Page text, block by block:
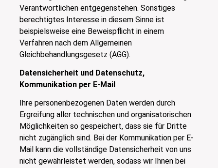
Verantwortlichen entgegenstehen. Sonstiges
berechtigtes Interesse in diesem Sinne ist
beispielsweise eine Beweispflicht in einem
Verfahren nach dem Allgemeinen
Gleichbehandlungsgesetz (AGG).
Datensicherheit und Datenschutz,
Kommunikation per E-Mail
Ihre personenbezogenen Daten werden durch
Ergreifung aller technischen und organisatorischen
Möglichkeiten so gespeichert, dass sie für Dritte
nicht zugänglich sind. Bei der Kommunikation per E-
Mail kann die vollständige Datensicherheit von uns
nicht gewährleistet werden, sodass wir Ihnen bei